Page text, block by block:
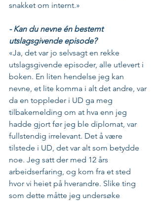
snakket om internt.»
- Kan du nevne én bestemt
utslagsgivende episode?
«Ja, det var jo selvsagt en rekke
utslagsgivende episoder, alle utlevert i
boken. En liten hendelse jeg kan
nevne, et lite komma i alt det andre, var
da en toppleder i UD ga meg
tilbakemelding om at hva enn jeg
hadde gjort før jeg ble diplomat, var
fullstendig irrelevant. Det å være
tilstede i UD, det var alt som betydde
noe. Jeg satt der med 12 års
arbeidserfaring, og kom fra et sted
hvor vi heiet på hverandre. Slike ting
som dette måtte jeg undersøke